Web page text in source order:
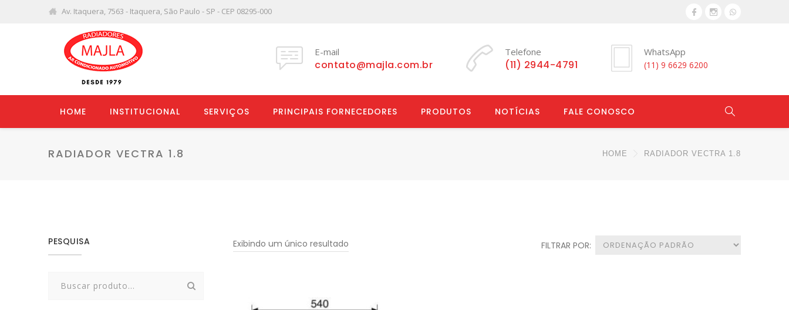
Av. Itaquera, 7563 - Itaquera, São Paulo - SP - CEP 08295-000
E-mail
contato@majla.com.br
Telefone
(11) 2944-4791
WhatsApp
(11) 9 6629 6200
HOME INSTITUCIONAL SERVIÇOS PRINCIPAIS FORNECEDORES PRODUTOS NOTÍCIAS FALE CONOSCO
RADIADOR VECTRA 1.8 HOME RADIADOR VECTRA 1.8
Exibindo um único resultado
PESQUISA